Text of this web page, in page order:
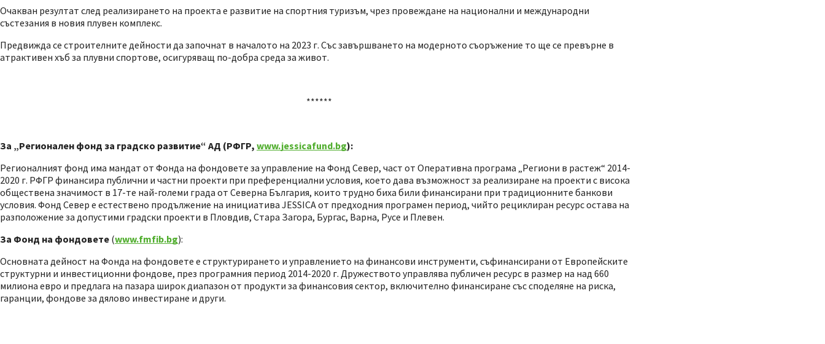
Очакван резултат след реализирането на проекта е развитие на спортния туризъм, чрез провеждане на национални и международни
състезания в новия плувен комплекс.
Предвижда се строителните дейности да започнат в началото на 2023 г. Със завършването на модерното съоръжение то ще се превърне в
атрактивен хъб за плувни спортове, осигуряващ по-добра среда за живот.
******
За „Регионален фонд за градско развитие“ АД (РФГР, www.jessicafund.bg):
Регионалният фонд има мандат от Фонда на фондовете за управление на Фонд Север, част от Оперативна програма „Региони в растеж“ 2014-
2020 г. РФГР финансира публични и частни проекти при преференциални условия, което дава възможност за реализиране на проекти с висока
обществена значимост в 17-те най-големи града от Северна България, които трудно биха били финансирани при традиционните банкови
условия. Фонд Север е естествено продължение на инициатива JESSICA от предходния програмен период, чийто рециклиран ресурс остава на
разположение за допустими градски проекти в Пловдив, Стара Загора, Бургас, Варна, Русе и Плевен.
За Фонд на фондовете (www.fmfib.bg):
Основната дейност на Фонда на фондовете е структурирането и управлението на финансови инструменти, съфинансирани от Европейските
структурни и инвестиционни фондове, през програмния период 2014-2020 г. Дружеството управлява публичен ресурс в размер на над 660
милиона евро и предлага на пазара широк диапазон от продукти за финансовия сектор, включително финансиране със споделяне на риска,
гаранции, фондове за дялово инвестиране и други.